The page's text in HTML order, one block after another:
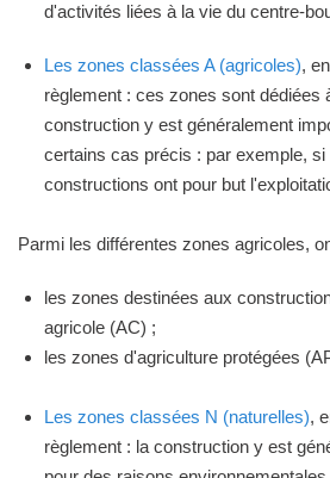
d'activités liées à la vie du centre-
Les zones classées A (agricoles),
règlement : ces zones sont dédiées
construction y est généralement
certains cas précis : par exemple, si
constructions ont pour but
Parmi les différentes zones agricoles,
les zones destinées aux
agricole (AC) ;
les zones d'agriculture protégées
Les zones classées N (naturelles),
règlement : la construction y est